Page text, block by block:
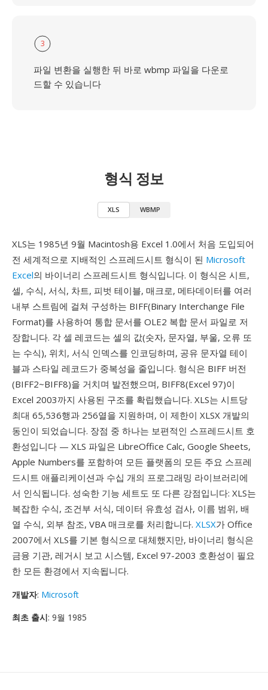
3
파일 변환을 실행한 뒤 바로 wbmp 파일을 다운로
드할 수 있습니다
형식 정보
XLS WBMP
XLS는 1985년 9월 Macintosh용 Excel 1.0에서 처음 도입되어
전 세계적으로 지배적인 스프레드시트 형식이 된 Microsoft
Excel의 바이너리 스프레드시트 형식입니다. 이 형식은 시트,
셀, 수식, 서식, 차트, 피벗 테이블, 매크로, 메타데이터를 여러
내부 스트림에 걸쳐 구성하는 BIFF(Binary Interchange File
Format)를 사용하여 통합 문서를 OLE2 복합 문서 파일로 저
장합니다. 각 셀 레코드는 셀의 값(숫자, 문자열, 부울, 오류 또
는 수식), 위치, 서식 인덱스를 인코딩하며, 공유 문자열 테이
블과 스타일 레코드가 중복성을 줄입니다. 형식은 BIFF 버전
(BIFF2~BIFF8)을 거치며 발전했으며, BIFF8(Excel 97)이
Excel 2003까지 사용된 구조를 확립했습니다. XLS는 시트당
최대 65,536행과 256열을 지원하며, 이 제한이 XLSX 개발의
동인이 되었습니다. 장점 중 하나는 보편적인 스프레드시트 호
환성입니다 — XLS 파일은 LibreOffice Calc, Google Sheets,
Apple Numbers를 포함하여 모든 플랫폼의 모든 주요 스프레
드시트 애플리케이션과 수십 개의 프로그래밍 라이브러리에
서 인식됩니다. 성숙한 기능 세트도 또 다른 강점입니다: XLS는
복잡한 수식, 조건부 서식, 데이터 유효성 검사, 이름 범위, 배
열 수식, 외부 참조, VBA 매크로를 처리합니다. XLSX가 Office
2007에서 XLS를 기본 형식으로 대체했지만, 바이너리 형식은
금융 기관, 레거시 보고 시스템, Excel 97-2003 호환성이 필요
한 모든 환경에서 지속됩니다.
개발자: Microsoft
최초 출시: 9월 1985